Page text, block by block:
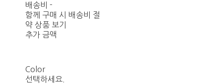
배송비 -
함께 구매 시 배송비 절
약 상품 보기
추가 금액
Color
선택하세요.